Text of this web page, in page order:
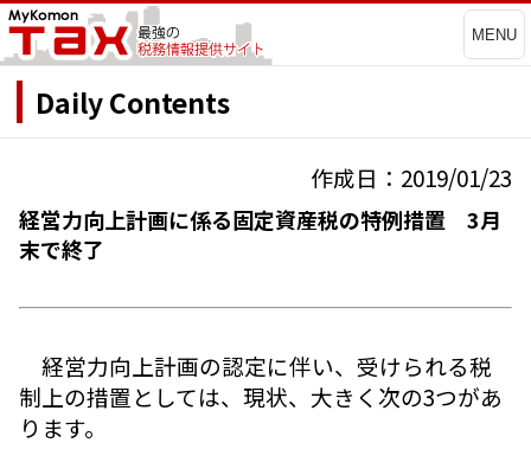
MENU
Daily Contents
作成日：2019/01/23
経営力向上計画に係る固定資産税の特例措置 3月
末で終了
経営力向上計画の認定に伴い、受けられる税
制上の措置としては、現状、大きく次の3つがあ
ります。